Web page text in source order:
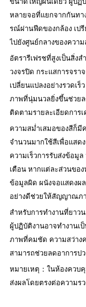
หลายจอที่แยกจากกันทา
รณ์ผ่านฟีดของกล้อง เป
ไปยังศูนย์กลางของควา
อัตรารีเฟรชที่สูงเป็นสิ่ง
วงจรปิด กระแสการจรา
เปลี่ยนแปลงอย่างรวดเ
ภาพที่นุ่มนวลยิ่งขึ้นช่วยล
ติดตามรายละเอียดการ
ความสม่ำเสมอของสีก็
จำนวนมากใช้สีเพื่อแสด
ความเร็วการรับส่งข้อ
เตือน หากแต่ละส่วนขอ
ข้อมูลผิด ผนังจอแสดงผ
อย่างดีช่วยให้สัญญาณภ
สำหรับการทำงานที่ยา
ผู้ปฏิบัติงานอาจทำงานเ
ภาพที่คมชัด ความสว่าง
สามารถช่วยลดอาการป
หมายเหตุ：ในห้องคว
ส่งผลโดยตรงต่อความร